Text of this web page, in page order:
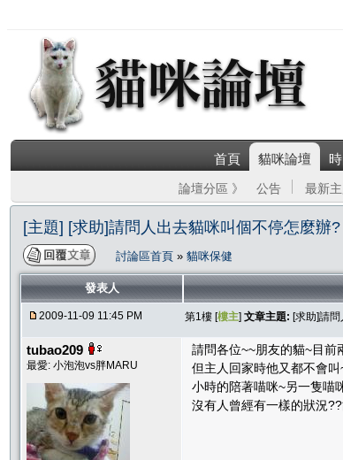
首頁 貓咪論壇
論壇分區 》 公告 最新
[主題] [求助]請問人出去貓咪叫個不停怎麼辦?
討論區首頁 » 貓咪保健
發表人
2009-11-09 11:45 PM 第1樓 [樓主] 文章主題: [求助]請
tubao209
最愛: 小泡泡vs胖MARU
請問各位~~朋友的貓~目前
但主人回家時他又都不會
小時的陪著喵咪~另一隻喵
沒有人曾經有一樣的狀況